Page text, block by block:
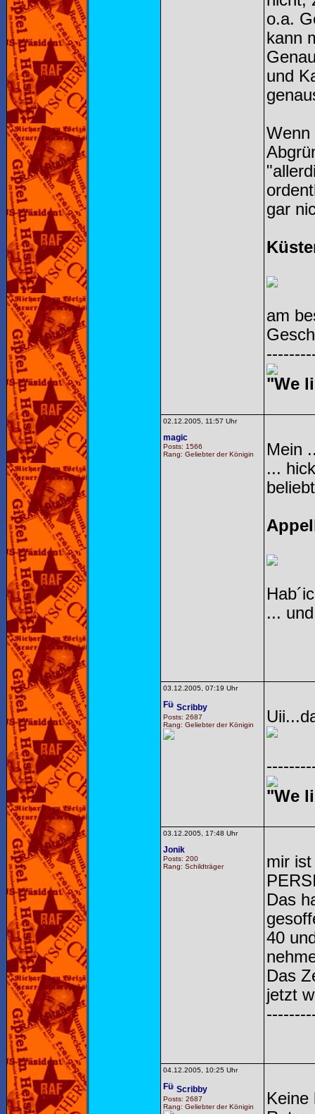
o.a.
kann
und
Wenn
gar
am
"We
02.12.2005, 11:57 Uhr
magic
Posts: 1566
Rang: Geliebter der Königin
Mein
...
...
03.12.2005, 07:19 Uhr
Scribby
Posts: 2687
Rang: Geliebter der Königin
"We
03.12.2005, 17:48 Uhr
Jonik
Posts: 200
Rang: Schildträger
mir
Das
40
Das
jetzt
04.12.2005, 10:25 Uhr
Scribby
Posts: 2687
Rang: Geliebter der Königin
Keine